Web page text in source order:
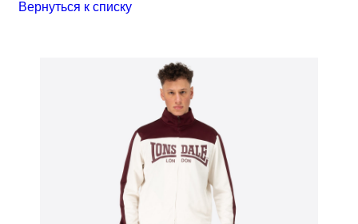
Вернуться к списку